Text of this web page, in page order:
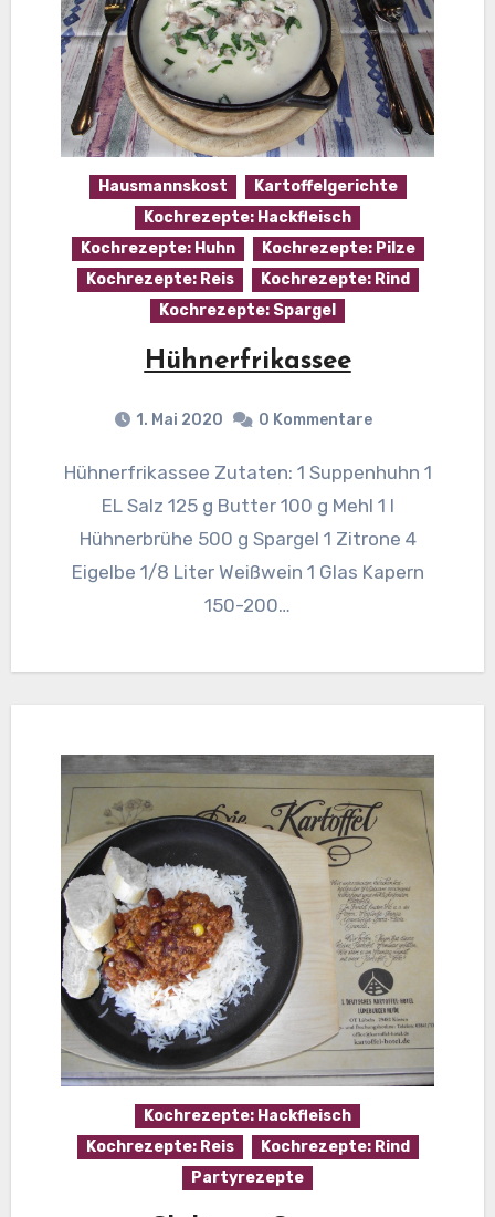
Hausmannskost
Kartoffelgerichte
Kochrezepte: Hackfleisch
Kochrezepte: Huhn
Kochrezepte: Pilze
Kochrezepte: Reis
Kochrezepte: Rind
Kochrezepte: Spargel
Hühnerfrikassee
1. Mai 2020 0 Kommentare
Hühnerfrikassee Zutaten: 1 Suppenhuhn 1
EL Salz 125 g Butter 100 g Mehl 1 l
Hühnerbrühe 500 g Spargel 1 Zitrone 4
Eigelbe 1/8 Liter Weißwein 1 Glas Kapern
150-200…
Kochrezepte: Hackfleisch
Kochrezepte: Reis
Kochrezepte: Rind
Partyrezepte